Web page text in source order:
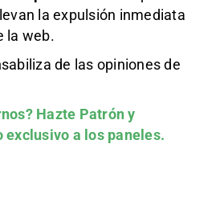
la expulsión inmediata
la web.
de las opiniones de
Hazte Patróny
exclusivo a los paneles.